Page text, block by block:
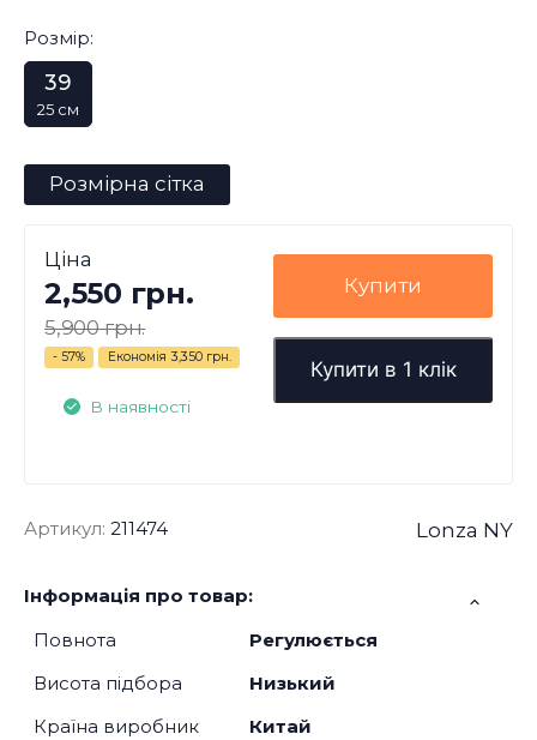
Розмір:
39
25 см
Розмірна сітка
Ціна
2,550 грн.
5,900 грн.
- 57% Економія 3,350 грн.
В наявності
Купити
Купити в 1 клік
Артикул: 211474 Lonza NY
Інформація про товар:
Повнота
Регулюється
Висота підбора
Низький
Країна виробник
Китай